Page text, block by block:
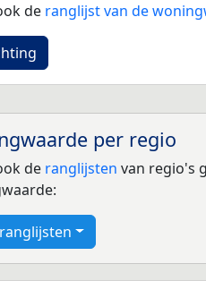
de ranglijst van de
per regio
de ranglijsten van regio's